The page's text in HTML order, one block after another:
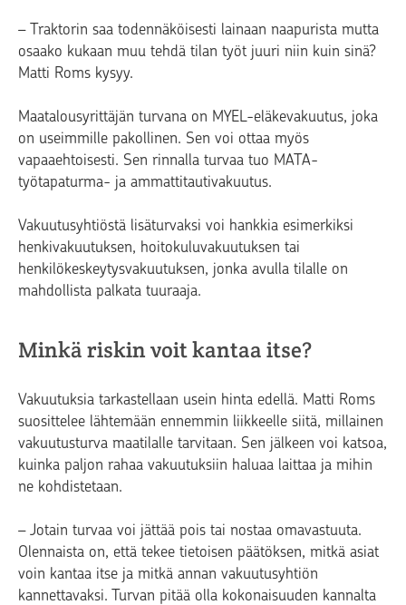
– Traktorin saa todennäköisesti lainaan naapurista mutta
osaako kukaan muu tehdä tilan työt juuri niin kuin sinä?
Matti Roms kysyy.
Maatalousyrittäjän turvana on MYEL-eläkevakuutus, joka
on useimmille pakollinen. Sen voi ottaa myös
vapaaehtoisesti. Sen rinnalla turvaa tuo MATA-
työtapaturma- ja ammattitautivakuutus.
Vakuutusyhtiöstä lisäturvaksi voi hankkia esimerkiksi
henkivakuutuksen, hoitokuluvakuutuksen tai
henkilökeskeytysvakuutuksen, jonka avulla tilalle on
mahdollista palkata tuuraaja.
Minkä riskin voit kantaa itse?
Vakuutuksia tarkastellaan usein hinta edellä. Matti Roms
suosittelee lähtemään ennemmin liikkeelle siitä, millainen
vakuutusturva maatilalle tarvitaan. Sen jälkeen voi katsoa,
kuinka paljon rahaa vakuutuksiin haluaa laittaa ja mihin
ne kohdistetaan.
– Jotain turvaa voi jättää pois tai nostaa omavastuuta.
Olennaista on, että tekee tietoisen päätöksen, mitkä asiat
voin kantaa itse ja mitkä annan vakuutusyhtiön
kannettavaksi. Turvan pitää olla kokonaisuuden kannalta